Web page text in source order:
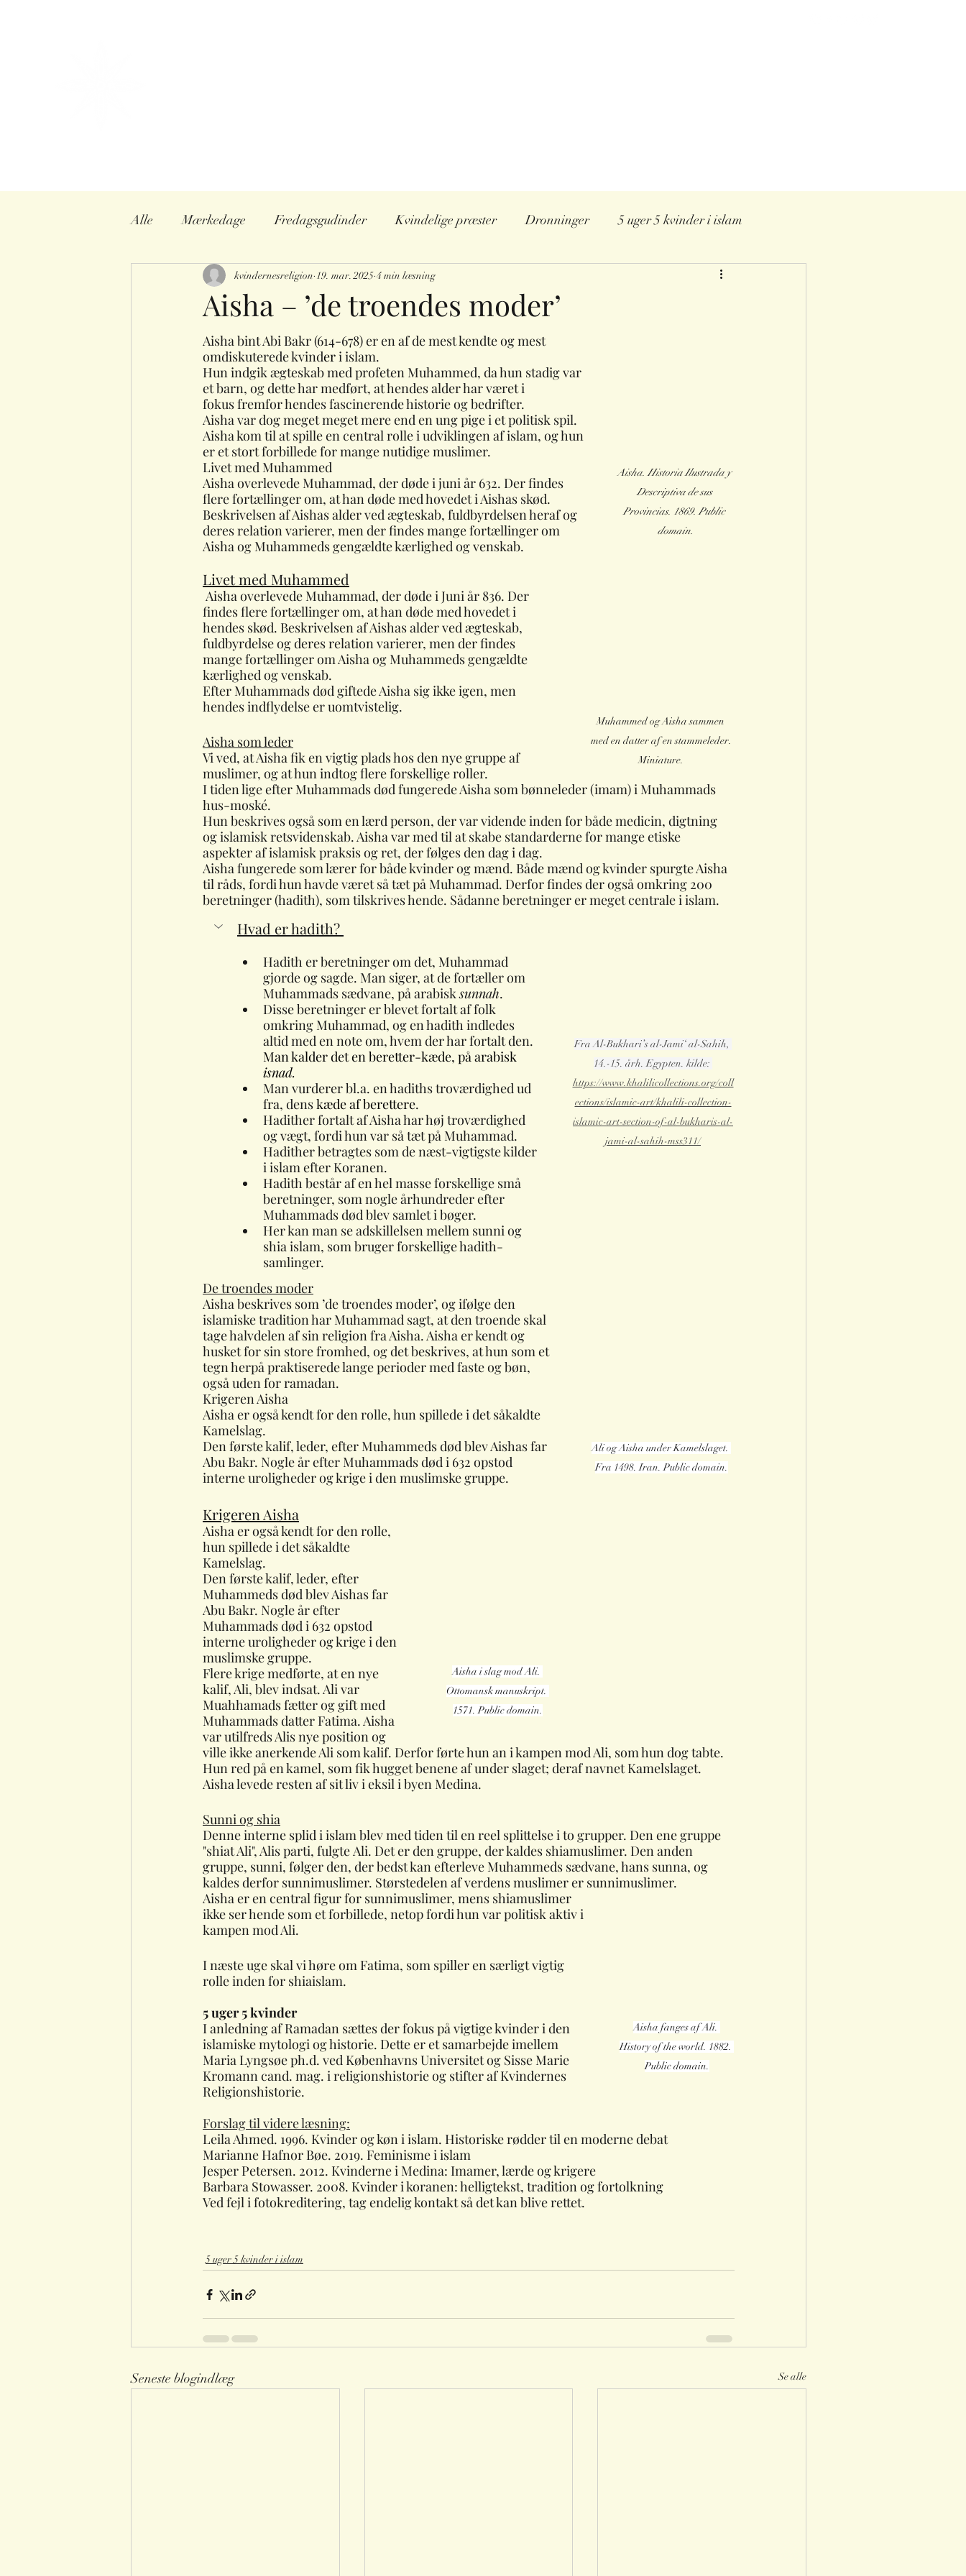
Alle Mærkedage Fredagsgudinder Kvindelige præster Dronninger 5 uger 5 kvinder i islam
Seks hustruer Kvindeliv Japan
Aisha – ’de troendes moder’
kvindernesreligion 19. mar. 2025 4 min læsning
Aisha. Historia Ilustrada y
Descriptiva de sus
Provincias. 1869. Public
domain.
Aisha bint Abi Bakr (614-678) er en af de mest kendte og mest
omdiskuterede kvinderi islam.
Hun indgik ægteskab med profeten Muhammed, da hun stadig var
et barn, og dette har medført, at hendes alder har været i
fokus fremfor hendes fascinerende historie og bedrifter.
Aisha var dog meget meget mere end en ung pige i et politisk spil.
Aisha kom til at spille en central rolle i udviklingen af islam, og hun
er et stort forbillede for mange nutidige muslimer.
Livet med Muhammed
Aisha overlevede Muhammad, der døde i juni år 632. Der findes
flere fortællinger om, at han døde med hovedet i Aishas skød.
Beskrivelsen af Aishas alder ved ægteskab, fuldbyrdelsen heraf og
deres relation varierer, men der findes mange fortællinger om
Aisha og Muhammeds gengældte kærlighed og venskab.
Muhammed og Aisha sammen
med en datter af en stammeleder.
Miniature.
Livet med Muhammed
findes flere fortællinger om, at han døde med hovedet i
hendes skød. Beskrivelsen af Aishas alder ved ægteskab,
fuldbyrdelse og deres relation varierer, men der findes
mange fortællinger om Aisha og Muhammeds gengældte
kærlighed og venskab.
Efter Muhammads død giftede Aisha sig ikke igen, men
hendes indflydelse er uomtvistelig.
Aisha som leder
Vi ved, at Aisha fik en vigtig plads hos den nye gruppe af
muslimer, og at hun indtog flere forskellige roller.
I tiden lige efter Muhammads død fungerede Aisha som bønneleder (imam) i Muhammads
hus-moské.
Hun beskrives også som en lærd person, der var vidende inden for både medicin, digtning
og islamisk retsvidenskab. Aisha var med til at skabe standarderne for mange etiske
aspekter af islamisk praksis og ret, der følges den dag i dag.
Aisha fungerede som lærer for både kvinder og mænd. Både mænd og kvinder spurgte Aisha
til råds, fordi hun havde været så tæt på Muhammad. Derfor findes der også omkring 200
beretninger (hadith), som tilskrives hende. Sådanne beretninger er meget centrale i islam.
Fra Al-Bukhari’s al-Jami‘ al-Sahih,
14.-15. årh. Egypten. kilde:
https://www.khalilicollections.org/coll
ections/islamic-art/khalili-collection-
islamic-art-section-of-al-bukharis-al-
jami-al-sahih-mss311/
Hvad er hadith?
Hadith er beretninger om det, Muhammad
gjorde og sagde. Man siger, at de fortæller om
Muhammads sædvane, på arabisk sunnah.
Disse beretninger er blevet fortalt af folk
omkring Muhammad, og en hadith indledes
altid med en note om, hvem der har fortalt den.
Man kalder det en beretter-kæde, på arabisk
isnad.
Man vurderer bl.a. en hadiths troværdighed ud
fra, denskæde af berettere.
Hadither fortalt af Aisha har høj troværdighed
og vægt, fordi hun var så tæt på Muhammad.
Hadither betragtes som de næst-vigtigste kilder
i islam efter Koranen.
Hadith består af en hel masse forskellige små
beretninger, som nogle århundreder efter
Muhammads død blev samlet i bøger.
Her kan man se adskillelsen mellem sunni og
shia islam, som bruger forskellige hadith-
samlinger.
Ali og Aisha under Kamelslaget.
Fra 1498. Iran. Public domain.
De troendes moder
Aisha beskrives som ’de troendes moder’, og ifølge den
islamiske tradition har Muhammad sagt, at den troende skal
tage halvdelen af sin religion fra Aisha. Aisha er kendt og
husket for sin store fromhed, og det beskrives, at hun som et
tegn herpå praktiserede lange perioder med faste og bøn,
også uden for ramadan.
Krigeren Aisha
Aisha er også kendt for den rolle, hun spillede i det såkaldte
Kamelslag.
Den første kalif, leder, efter Muhammeds død blev Aishas far
Abu Bakr. Nogle år efter Muhammads død i 632 opstod
interne uroligheder og krige i den muslimske gruppe.
Aisha i slag mod Ali.
Ottomansk manuskript.
1571. Public domain.
Krigeren Aisha
Aisha er også kendt for den rolle,
hun spillede i det såkaldte
Kamelslag.
Den første kalif, leder, efter
Muhammeds død blev Aishas far
Abu Bakr. Nogle år efter
Muhammads død i 632 opstod
interne uroligheder og krige i den
muslimske gruppe.
Flere krige medførte, at en nye
kalif, Ali, blev indsat. Ali var
Muahhamads fætter og gift med
Muhammads datter Fatima. Aisha
var utilfreds Alis nye position og
ville ikke anerkende Ali som kalif. Derfor førte hun an i kampen mod Ali, som hun dog tabte.
Hun red på en kamel, som fik hugget benene af under slaget; deraf navnet Kamelslaget.
Aisha levede resten af sit liv i eksil i byen Medina.
Sunni og shia
Denne interne splid i islam blev med tiden til en reel splittelse i to grupper. Den ene gruppe
"shiat Ali", Alis parti, fulgte Ali. Det er den gruppe, der kaldes shiamuslimer. Den anden
gruppe, sunni, følger den, der bedst kan efterleve Muhammeds sædvane, hans sunna, og
kaldes derfor sunnimuslimer. Størstedelen af verdens muslimer er sunnimuslimer.
Aisha fanges af Ali.
History of the world. 1882.
Public domain.
Aisha er en central figur for sunnimuslimer, mens shiamuslimer
ikke ser hende som et forbillede, netop fordi hun var politisk aktiv i
kampen mod Ali.
I næste uge skal vi høre om Fatima, som spiller en særligt vigtig
rolle inden for shiaislam.
5 uger 5 kvinder
I anledning af Ramadan sættes der fokus på vigtige kvinder i den
islamiske mytologi og historie. Dette er et samarbejde imellem
Maria Lyngsøe ph.d. ved Københavns Universitet og Sisse Marie
Kromann cand. mag. i religionshistorie og stifter af Kvindernes
Religionshistorie.
Forslag til videre læsning:
Leila Ahmed. 1996. Kvinder og køn i islam. Historiske rødder til en moderne debat
Marianne Hafnor Bøe. 2019. Feminisme i islam
Jesper Petersen. 2012. Kvinderne i Medina: Imamer, lærde og krigere
Barbara Stowasser. 2008. Kvinder i koranen: helligtekst, tradition og fortolkning
Ved fejl i fotokreditering, tag endelig kontakt så det kan blive rettet.
5 uger 5 kvinder i islam
Seneste blogindlæg Se alle